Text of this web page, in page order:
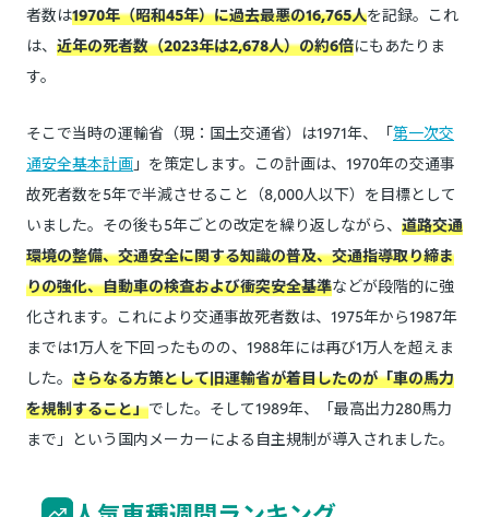
者数は1970年（昭和45年）に過去最悪の16,765人を記録。これ
は、 近年の死者数（2023年は2,678人）の約6倍にもあたりま
す。
そこで当時の運輸省（現：国土交通省）は1971年、「第一次交
通安全基本計画 」を策定します。この計画は、1970年の交通事
故死者数を5年で半減させること（8,000人以下）を目標として
いました。その後も5年ごとの改定を繰り返しながら、 道路交通
環境の整備、交通安全に関する知識の普及、交通指導取り締ま
りの強化、自動車の検査および衝突安全基準などが段階的に強
化されます。これにより交通事故死者数は、1975年から1987年
までは1万人を下回ったものの、1988年には再び1万人を超えま
した。 さらなる方策として旧運輸省が着目したのが「車の馬力
を規制すること」でした。そして1989年、「最高出力280馬力
まで」という国内メーカーによる自主規制が導入されました。